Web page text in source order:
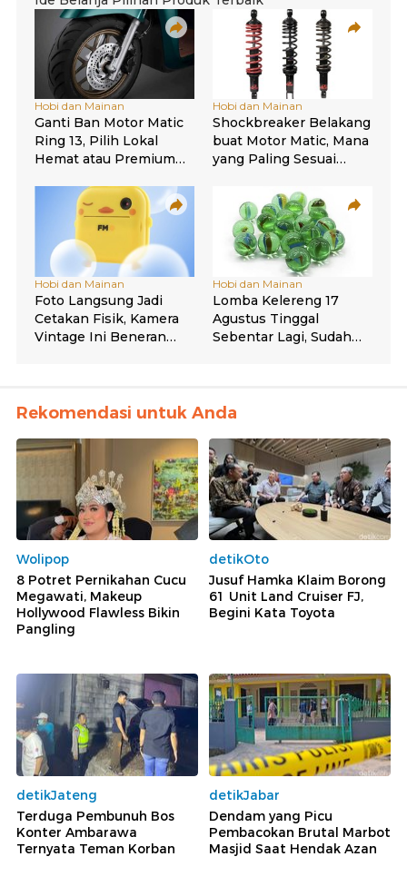
Rekomendasi untuk Anda
Wolipop
8 Potret Pernikahan Cucu
Megawati, Makeup
Hollywood Flawless Bikin
Pangling
detikOto
Jusuf Hamka Klaim Borong
61 Unit Land Cruiser FJ,
Begini Kata Toyota
detikJateng
Terduga Pembunuh Bos
Konter Ambarawa
Ternyata Teman Korban
detikJabar
Dendam yang Picu
Pembacokan Brutal Marbot
Masjid Saat Hendak Azan